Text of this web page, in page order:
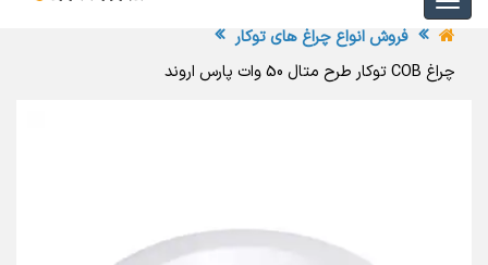
فروش انواع چراغ های توکار
چراغ COB توکار طرح متال 50 وات پارس اروند